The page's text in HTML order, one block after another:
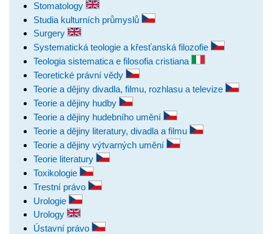
Stomatology
Studia kulturních průmyslů
Surgery
Systematická teologie a křesťanská filozofie
Teologia sistematica e filosofia cristiana
Teoretické právní vědy
Teorie a dějiny divadla, filmu, rozhlasu a televize
Teorie a dějiny hudby
Teorie a dějiny hudebního umění
Teorie a dějiny literatury, divadla a filmu
Teorie a dějiny výtvarných umění
Teorie literatury
Toxikologie
Trestní právo
Urologie
Urology
Ústavní právo